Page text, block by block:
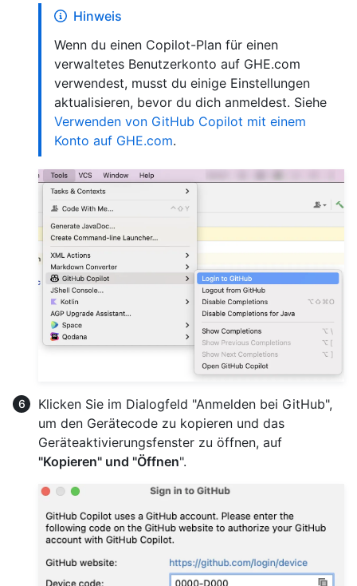
Hinweis
Wenn du einen Copilot-Plan für einen
verwaltetes Benutzerkonto auf GHE.com
verwendest, musst du einige Einstellungen
aktualisieren, bevor du dich anmeldest. Siehe
Verwenden von GitHub Copilot mit einem
Konto auf GHE.com.
Klicken Sie im Dialogfeld "Anmelden bei GitHub",
um den Gerätecode zu kopieren und das
Geräteaktivierungsfenster zu öffnen, auf
"Kopieren" und "Öffnen".